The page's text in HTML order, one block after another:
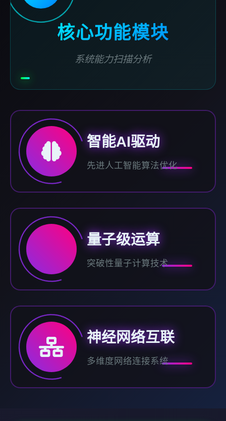
核心功能模块
系统能力扫描分析
智能AI驱动
先进人工智能算法优化
量子级运算
突破性量子计算技术
神经网络互联
多维度网络连接系统